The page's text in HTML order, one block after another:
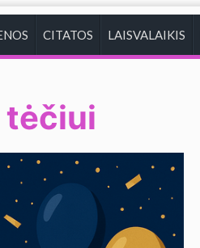
CITATOS LAISVALAIKIS
tėčiui